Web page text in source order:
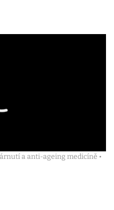
a anti-ageing medicíně •